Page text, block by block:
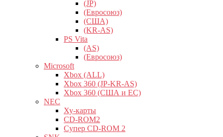
(JP)
(Евросоюз)
(США)
(KR-AS)
PS Vita
(AS)
(Евросоюз)
Microsoft
Xbox (ALL)
Xbox 360 (JP-KR-AS)
Xbox 360 (США и ЕС)
NEC
Ху-карты
CD-ROM2
Супер CD-ROM 2